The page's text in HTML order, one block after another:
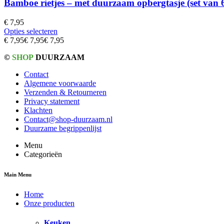
Bamboe rietjes – met duurzaam opbergtasje (set van
€ 7,95
Opties selecteren
€ 7,95€ 7,95€ 7,95
© SHOP DUURZAAM
Contact
Algemene voorwaarde
Verzenden & Retourneren
Privacy statement
Klachten
Contact@shop-duurzaam.nl
Duurzame begrippenlijst
Menu
Categorieën
Main Menu
Home
Onze producten